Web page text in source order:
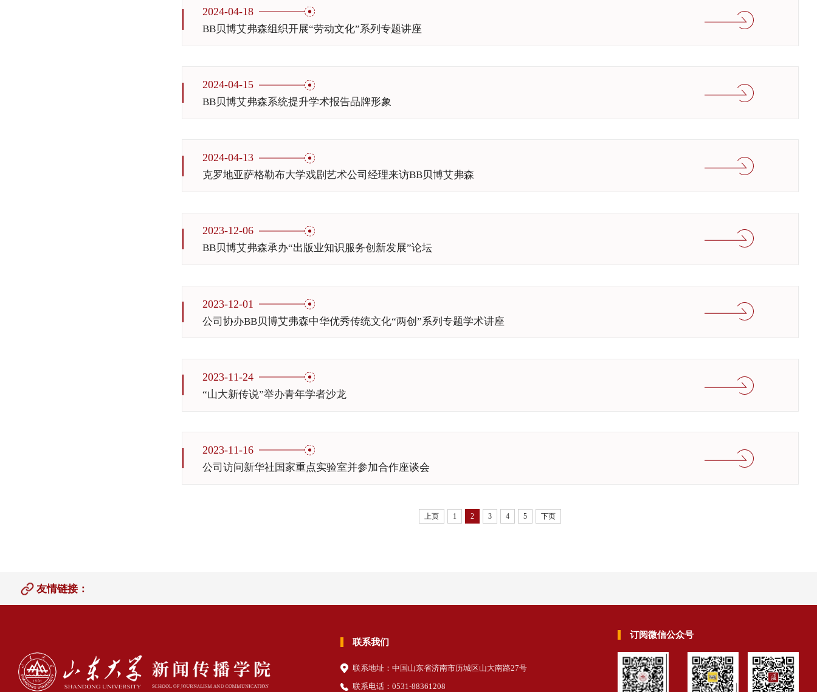
2024-04-18
BB贝博艾弗森组织开展“劳动文化”系列专题讲座
2024-04-15
BB贝博艾弗森系统提升学术报告品牌形象
2024-04-13
克罗地亚萨格勒布大学戏剧艺术公司经理来访BB贝博艾弗森
2023-12-06
BB贝博艾弗森承办“出版业知识服务创新发展”论坛
2023-12-01
公司协办BB贝博艾弗森中华优秀传统文化“两创”系列专题学术讲座
2023-11-24
“山大新传说”举办青年学者沙龙
2023-11-16
公司访问新华社国家重点实验室并参加合作座谈会
上页 1 2 3 4 5 下页
友情链接：
联系我们
联系地址：中国山东省济南市历城区山大南路27号
联系电话：0531-88361208
订阅微信公众号